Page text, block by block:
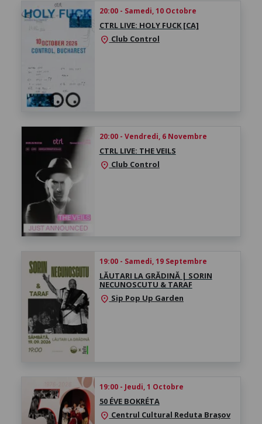
20:00 - Samedi, 10 Octobre
CTRL LIVE: HOLY FUCK [CA]
location_on Club Control
20:00 - Vendredi, 6 Novembre
CTRL LIVE: THE VEILS
location_on Club Control
19:00 - Samedi, 19 Septembre
LĂUTARI LA GRĂDINĂ | SORIN
NECUNOSCUTU & TARAF
location_on Sip Pop Up Garden
19:00 - Jeudi, 1 Octobre
50 ÉVE BOKRÉTA
location_on Centrul Cultural Reduta Brașov